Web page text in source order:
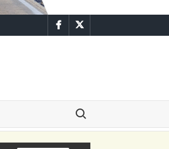
FacebookTwitter
Buscar: